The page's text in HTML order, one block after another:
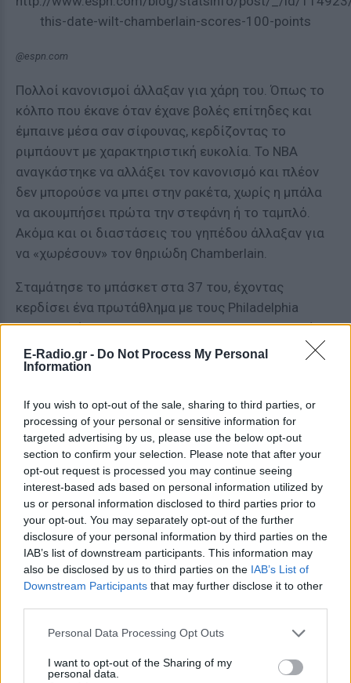
E-Radio.gr - Do Not Process My Personal
Information
If you wish to opt-out of the sale, sharing to third parties, or
processing of your personal or sensitive information for
targeted advertising by us, please use the below opt-out
section to confirm your selection. Please note that after your
opt-out request is processed you may continue seeing
interest-based ads based on personal information utilized by
us or personal information disclosed to third parties prior to
your opt-out. You may separately opt-out of the further
disclosure of your personal information by third parties on the
IAB’s list of downstream participants. This information may
also be disclosed by us to third parties on the IAB’s List of
Downstream Participants that may further disclose it to other
Personal Data Processing Opt Outs
I want to opt-out of the Sharing of my
personal data.
@espn.com
Πολλοί κανονισμοί άλλαξαν για χάρη του. Όπως το
κόλπο που έκανε όταν έχανε βολές επίτηδες και
έμπαινε μέσα σαν σίφουνας, κερδίζοντας το
ριμπάουντ με χαρακτηριστική ευκολία. Το NBA
αναγκάστηκε να αλλάξει τον κανονισμό και πλέον
δεν μπορούσε να μπει στην ρακέτα, χωρίς η μπάλα
να ακουμπήσει πρώτα την στεφάνη ή το ταμπλό.
Ακόμα και οι διαστάσεις του γηπέδου άλλαξαν για
να «χωρέσουν» τον θηριώδη Chamberlain.
Σταμάτησε το μπάσκετ στα 37 του, έχοντας
κερδίσει ένα πρωτάθλημα με τους Philadelphia
76ers και ένα με τους Los Angeles Lakers. Επιπλέον
ανακηρύχθηκε MVP το 1960 και άλλες τρεις
διαδοχικές σεζόν, από το 1966 μέχρι και το 1968.
@twitter.com
«Έφυγε» νωρίς, στα 63 του χρόνια, στις 12
Οκτωβρίου του 1999. Ο Wilt Chamberlain υπήρξε
ένας από τους πιο χαρισματικούς και πιο
σημαντικούς παίκτες στην ιστορία του NBA και
συνολικά του μπάσκετ. Αρκετοί είναι εκείνοι που
πιστεύουν πως η προσφορά του ήταν παρόμοια με
εκείνη των Bill Russell, Magic Johnson και Michael
Jordan.
ΔΙΑΦΗΜΙΣΗ